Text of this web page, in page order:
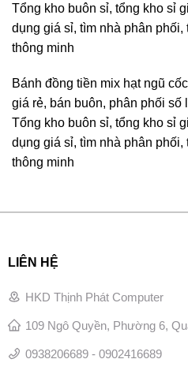
Tổng kho buôn sỉ, tổng kho sỉ
dụng giá sỉ, tìm nhà phân
thông minh
Bánh đồng tiền mix hạt ngũ
giá rẻ, bán buôn, phân phối
Tổng kho buôn sỉ, tổng kho sỉ
dụng giá sỉ, tìm nhà phân
thông minh
LIÊN HỆ
HKD Thịnh Phát Computer
109 Ngô Quyền, Phường 6,
0938206689 - 0902416689